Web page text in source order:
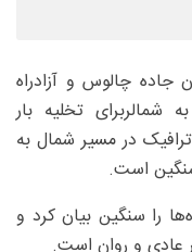
چالوس و آزادراه
تخلیه بار
در مسیر شمال به
است.
را سنگین بیان کرد و
عادی و روان است.